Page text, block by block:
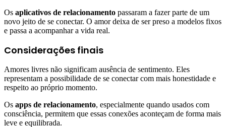
Os aplicativos de relacionamento passaram a fazer parte de um
novo jeito de se conectar. O amor deixa de ser preso a modelos fixos
e passa a acompanhar a vida real.
Considerações finais
Amores livres não significam ausência de sentimento. Eles
representam a possibilidade de se conectar com mais honestidade e
respeito ao próprio momento.
Os apps de relacionamento, especialmente quando usados com
consciência, permitem que essas conexões aconteçam de forma mais
leve e equilibrada.